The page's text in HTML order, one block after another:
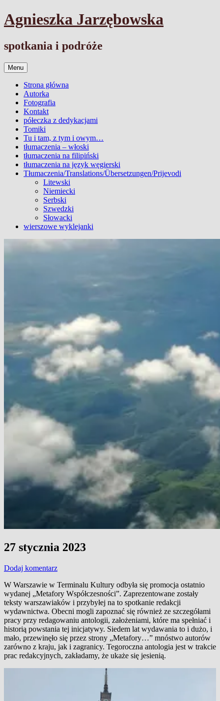
Przejdź
do
Agnieszka Jarzębowska
spotkania i podróże
Menu
Strona główna
Autorka
Fotografia
Kontakt
półeczka z dedykacjami
Tomiki
Tu i tam, z tym i owym…
tłumaczenia – włoski
tłumaczenia na filipiński
tłumaczenia na język węgierski
Tłumaczenia/Translations/Übersetzungen/Prijevodi
Litewski
Niemiecki
Serbski
Szwedzki
Słowacki
wierszowe wyklejanki
27 stycznia 2023
Dodaj komentarz
W Warszawie w Terminalu Kultury odbyła się promocja ostatnio
wydanej „Metafory Współczesności”. Zaprezentowane zostały
teksty warszawiaków i przybyłej na to spotkanie redakcji
wydawnictwa. Obecni mogli zapoznać się również ze szczegółami
pracy przy redagowaniu antologii, założeniami, które ma spełniać i
historią powstania tej inicjatywy. Siedem lat wydawania to i dużo, i
mało, przewinęło się przez strony „Metafory…” mnóstwo autorów
zarówno z kraju, jak i zagranicy. Tegoroczna antologia jest w trakcie
prac redakcyjnych, zakładamy, że ukaże się jesienią.